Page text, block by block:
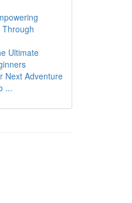
Ultimate
Next Adventure
...